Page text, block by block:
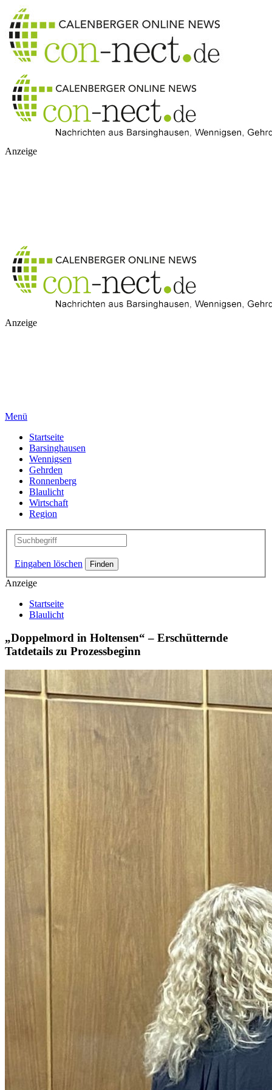
Anzeige
Anzeige
Menü
Startseite
Barsinghausen
Wennigsen
Gehrden
Ronnenberg
Blaulicht
Wirtschaft
Region
Eingaben löschen
Anzeige
Startseite
Blaulicht
„Doppelmord in Holtensen“ – Erschütternde
Tatdetails zu Prozessbeginn